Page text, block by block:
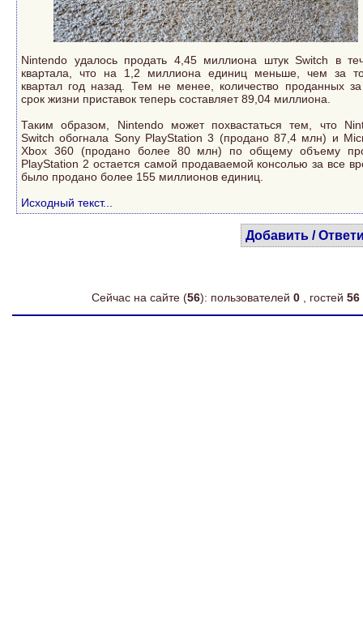
Nintendo удалось продать 4,45 миллиона штук Switch в
квартала, что на 1,2 миллиона единиц меньше, чем за
квартал год назад. Тем не менее, количество проданных
срок жизни приставок теперь составляет 89,04 миллиона.
Таким образом, Nintendo может похвастаться тем, что
Switch обогнала Sony PlayStation 3 (продано 87,4 млн) и
Xbox 360 (продано более 80 млн) по общему объему
PlayStation 2 остается самой продаваемой консолью за все
было продано более 155 миллионов единиц.
Исходный текст...
Добавить /
Сейчас на сайте (56): пользователей 0 , гостей 56